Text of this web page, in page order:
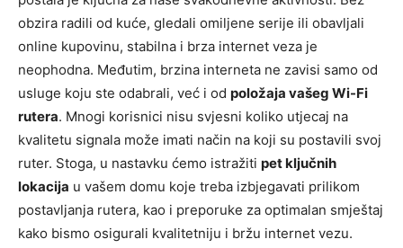
obzira radili od kuće, gledali omiljene serije ili obavljali
online kupovinu, stabilna i brza internet veza je
neophodna. Međutim, brzina interneta ne zavisi samo od
usluge koju ste odabrali, već i od položaja vašeg Wi-Fi
rutera. Mnogi korisnici nisu svjesni koliko utjecaj na
kvalitetu signala može imati način na koji su postavili svoj
ruter. Stoga, u nastavku ćemo istražiti pet ključnih
lokacija u vašem domu koje treba izbjegavati prilikom
postavljanja rutera, kao i preporuke za optimalan smještaj
kako bismo osigurali kvalitetniju i bržu internet vezu.